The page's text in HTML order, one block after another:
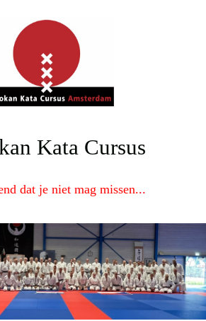
Kata Cursus
dat je niet mag missen...